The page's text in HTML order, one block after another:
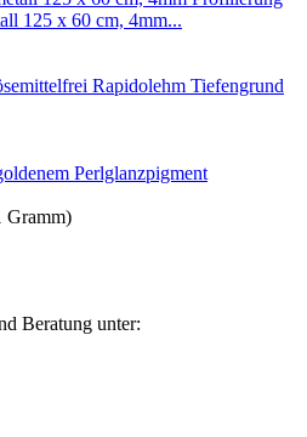
125 x 60 cm, 4mm...
Rapidolehm Tiefengrund
Gramm)
Beratung unter: